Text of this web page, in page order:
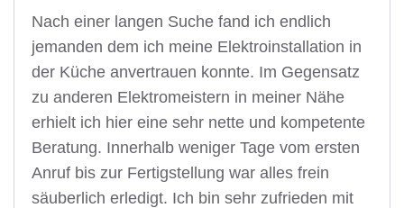
Nach einer langen Suche fand ich endlich
jemanden dem ich meine Elektroinstallation in
der Küche anvertrauen konnte. Im Gegensatz
zu anderen Elektromeistern in meiner Nähe
erhielt ich hier eine sehr nette und kompetente
Beratung. Innerhalb weniger Tage vom ersten
Anruf bis zur Fertigstellung war alles frein
säuberlich erledigt. Ich bin sehr zufrieden mit